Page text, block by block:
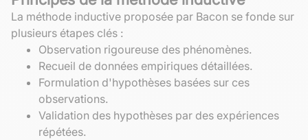
La méthode inductive proposée par Bacon se fonde sur
plusieurs étapes clés :
Observation rigoureuse des phénomènes.
Recueil de données empiriques détaillées.
Formulation d'hypothèses basées sur ces
observations.
Validation des hypothèses par des expériences
répétées.